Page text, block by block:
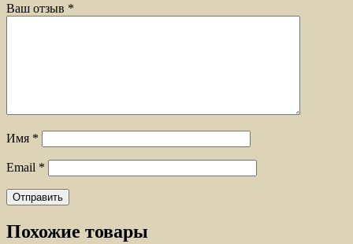
Ваш отзыв *
Имя *
Email *
Похожие товары